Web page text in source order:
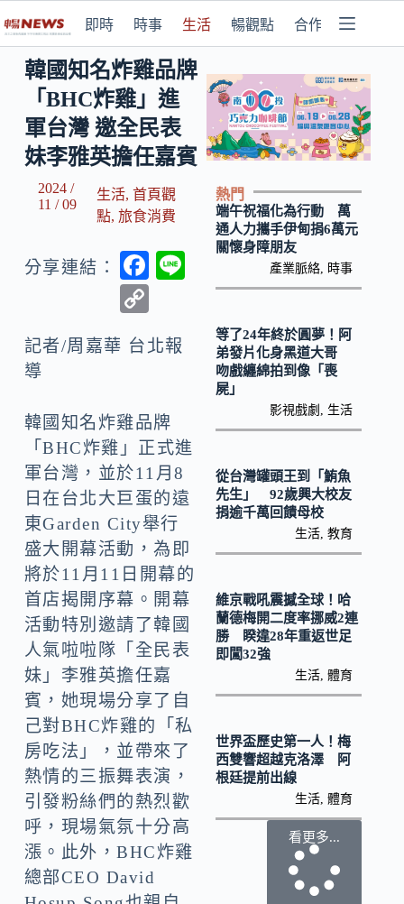
即時 時事 生活 暢觀點 合作媒體
韓國知名炸雞品牌
「BHC炸雞」進
軍台灣 邀全民表
妹李雅英擔任嘉賓
2024 /
11 / 09
生活, 首頁觀
點, 旅食消費
分享連結：
F
b
o
k
p
Li
n
k
記者/周嘉華 台北報
導
韓國知名炸雞品牌
「BHC炸雞」正式進
軍台灣，並於11月8
日在台北大巨蛋的遠
東Garden City舉行
盛大開幕活動，為即
將於11月11日開幕的
首店揭開序幕。開幕
活動特別邀請了韓國
人氣啦啦隊「全民表
妹」李雅英擔任嘉
賓，她現場分享了自
己對BHC炸雞的「私
房吃法」，並帶來了
熱情的三振舞表演，
引發粉絲們的熱烈歡
呼，現場氣氛十分高
漲。此外，BHC炸雞
總部CEO David
熱門
端午祝福化為行動 萬
通人力攜手伊甸捐6萬元
關懷身障朋友
產業脈絡 時事
等了24年終於圓夢！阿
弟發片化身黑道大哥
吻戲纏綿拍到像「喪
屍」
影視戲劇 生活
從台灣罐頭王到「鮪魚
先生」 92歲興大校友
捐逾千萬回饋母校
生活 ,教育
維京戰吼震撼全球！哈
蘭德梅開二度率挪威2連
勝 睽違28年重返世足
即闖32強
生活 ,體育
世界盃歷史第一人！梅
西雙響超越克洛澤 阿
根廷提前出線
生活 ,體育
看更多...